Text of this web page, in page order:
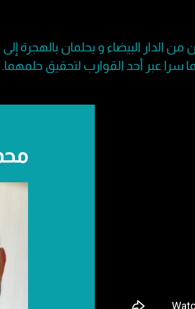
من الدار البيضاء و يحلمان بالهجرة
سرا عبر أحد القوارب لتحقيق